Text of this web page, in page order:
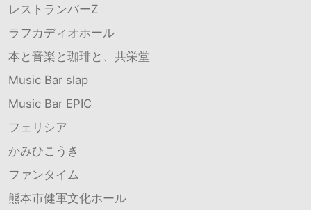
レストランバーZ
ラフカディオホール
本と音楽と珈琲と、共栄堂
Music Bar slap
Music Bar EPIC
フェリシア
かみひこうき
ファンタイム
熊本市健軍文化ホール